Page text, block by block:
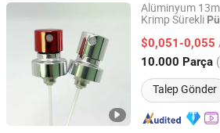
Alüminyum
Krimp Sürekli
$0,051-0,055
10.000 Parça
Talep Gönder
Jiangsu Ai Deli Spray Technology
Jiangsu, China Fiyat